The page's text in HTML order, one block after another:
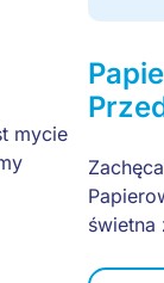
mycie